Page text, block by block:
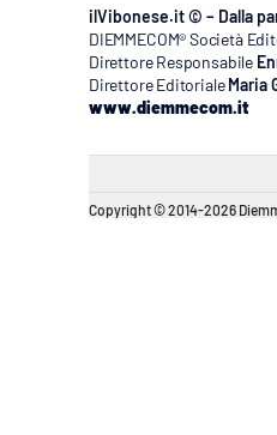
ilVibonese.it © – Dalla
DIEMMECOM® Società
Direttore Responsabile
Direttore Editoriale Maria
www.diemmecom.it
Copyright © 2014-2026